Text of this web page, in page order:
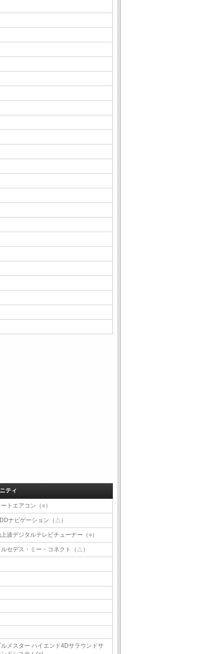
ティ
トエアコン（○）
ナビゲーション（△）
波デジタルテレビチューナー（○）
セデス・ミー・コネクト（△）
メスター ハイエンド4Dサラウンドサ